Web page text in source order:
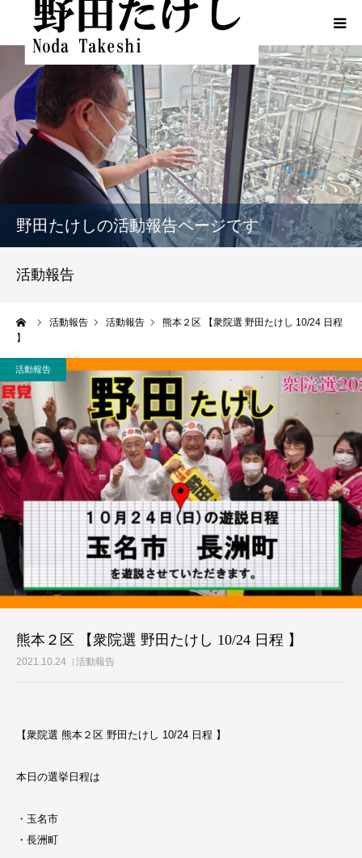
野田たけしの活動報告ページです
活動報告
活動報告 活動報告
熊本２区 【衆院選 野田たけし 10/24 日程
】
活動報告
熊本２区 【衆院選 野田たけし 10/24 日程 】
2021.10.24 活動報告
【衆院選 熊本２区 野田たけし 10/24 日程 】
本日の選挙日程は
・玉名市
・長洲町
HOME
プロフィール
ふるさとでの実績
政策
活動レポート
ご意見・メール